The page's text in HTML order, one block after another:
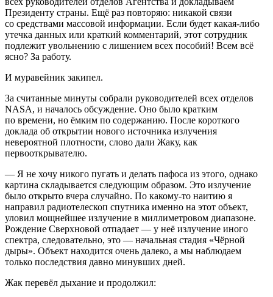
Президенту страны. Ещё раз повторяю: никакой связи
со средствами массовой информации. Если будет какая-либо
утечка данных или краткий комментарий, этот сотрудник
подлежит увольнению с лишением всех пособий! Всем всё
ясно? За работу.
И муравейник закипел.
За считанные минуты собрали руководителей всех отделов
NASA, и началось обсуждение. Оно было кратким
по времени, но ёмким по содержанию. После короткого
доклада об открытии нового источника излучения
невероятной плотности, слово дали Жаку, как
первооткрывателю.
— Я не хочу никого пугать и делать пафоса из этого, однако
картина складывается следующим образом. Это излучение
было открыто вчера случайно. По какому-то наитию я
направил радиотелескоп спутника именно на этот объект,
уловил мощнейшее излучение в миллиметровом диапазоне.
Рождение Сверхновой отпадает — у неё излучение иного
спектра, следовательно, это — начальная стадия «Чёрной
дыры». Объект находится очень далеко, а мы наблюдаем
только последствия давно минувших дней.
Жак перевёл дыхание и продолжил: